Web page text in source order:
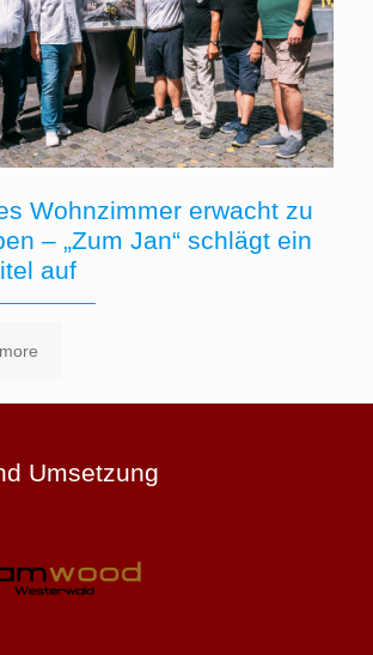
Wohnzimmer erwacht zu
– „Zum Jan“ schlägt ein
auf
Umsetzung